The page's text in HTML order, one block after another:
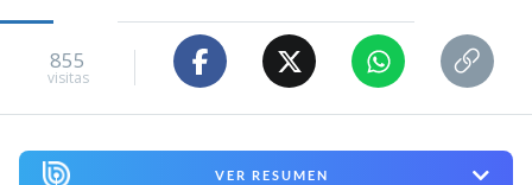
855
visitas
VER RESUMEN